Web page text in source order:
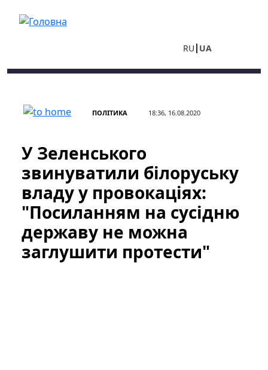
RU UA
ПОЛІТИКА 18:36, 16.08.2020
У Зеленського
звинуватили білоруську
владу у провокаціях:
"Посиланням на сусідню
державу не можна
заглушити протести"